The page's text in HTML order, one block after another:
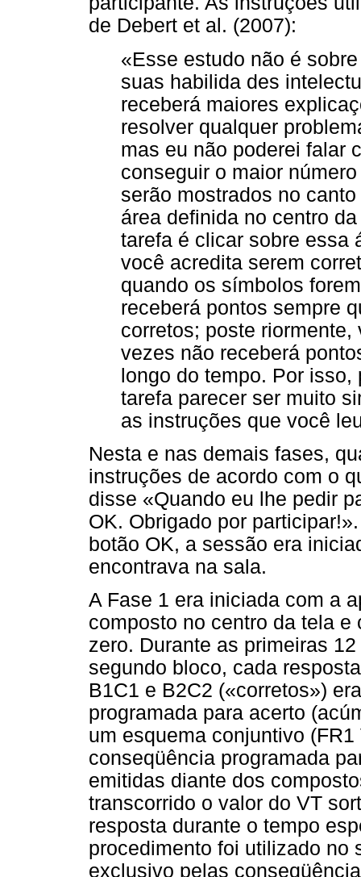
de Debert et al. (2007):
«Esse estudo não é
suas habilida des
receberá maiores
resolver qualquer
mas eu não poderei falar
conseguir o maior
serão mostrados no
área definida no centro
tarefa é clicar sobre essa
você acredita serem
quando os símbolos
receberá pontos sempre
corretos; poste
vezes não receberá
longo do tempo. Por
tarefa parecer ser muito
as instruções que você
Nesta e nas demais fases,
instruções de acordo com o
disse «Quando eu lhe pedir
OK. Obrigado por
botão OK, a sessão era
encontrava na sala.
A Fase 1 era iniciada com a
composto no centro da tela
zero. Durante as primeiras
segundo bloco, cada
B1C1 e B2C2 («corretos»)
programada para acerto
um esquema conjuntivo
conseqüência programada
emitidas diante dos
transcorrido o valor do VT
resposta durante o tempo
procedimento foi utilizado no
exclusivo pelas